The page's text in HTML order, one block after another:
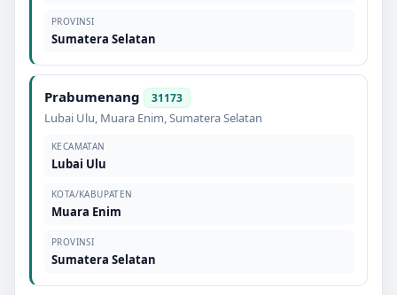
PROVINSI
Sumatera Selatan
Prabumenang 31173
Lubai Ulu, Muara Enim,Sumatera Selatan
KECAMATAN
Lubai Ulu
KOTA/KABUPATEN
Muara Enim
PROVINSI
Sumatera Selatan